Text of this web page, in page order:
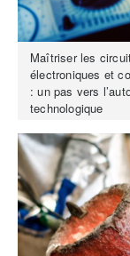
Maîtriser les
électroniques et
: un pas vers
technologique